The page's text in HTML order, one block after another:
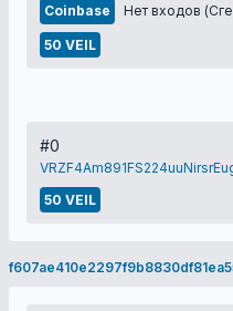
Coinbase Нет входов
50 VEIL
#0
50 VEIL